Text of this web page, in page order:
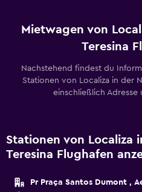
Mietwagen von
Teresina
Nachstehend findest du
Stationen von Localiza in der
einschließlich Adresse
Stationen von Localiza
Teresina Flughafen
Pr Praça Santos Dumont ,